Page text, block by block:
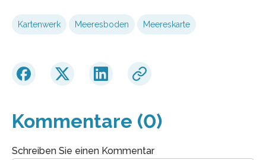
Kartenwerk Meeresboden Meereskarte
Kommentare (0)
Schreiben Sie einen Kommentar